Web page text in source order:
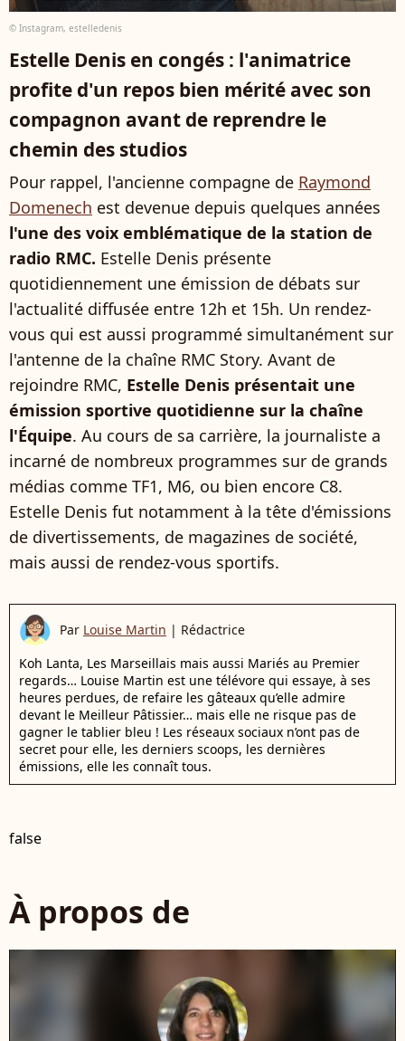
© Instagram, estelledenis
Estelle Denis en congés : l'animatrice
profite d'un repos bien mérité avec son
compagnon avant de reprendre le
chemin des studios
Pour rappel, l'ancienne compagne de Raymond
Domenech est devenue depuis quelques années
l'une des voix emblématique de la station de
radio RMC. Estelle Denis présente
quotidiennement une émission de débats sur
l'actualité diffusée entre 12h et 15h. Un rendez-
vous qui est aussi programmé simultanément sur
l'antenne de la chaîne RMC Story. Avant de
rejoindre RMC, Estelle Denis présentait une
émission sportive quotidienne sur la chaîne
l'Équipe. Au cours de sa carrière, la journaliste a
incarné de nombreux programmes sur de grands
médias comme TF1, M6, ou bien encore C8.
Estelle Denis fut notamment à la tête d'émissions
de divertissements, de magazines de société,
mais aussi de rendez-vous sportifs.
Par Louise Martin | Rédactrice
Koh Lanta, Les Marseillais mais aussi Mariés au Premier
regards… Louise Martin est une télévore qui essaye, à ses
heures perdues, de refaire les gâteaux qu’elle admire
devant le Meilleur Pâtissier… mais elle ne risque pas de
gagner le tablier bleu ! Les réseaux sociaux n’ont pas de
secret pour elle, les derniers scoops, les dernières
émissions, elle les connaît tous.
false
À propos de